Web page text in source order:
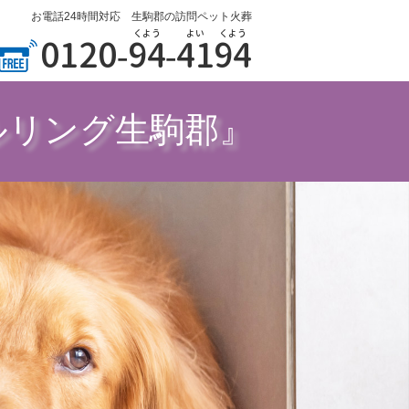
お電話24時間対応 生駒郡の訪問ペット火葬
0120-94
くよう -41
よい 94
くよう
ング生駒郡』